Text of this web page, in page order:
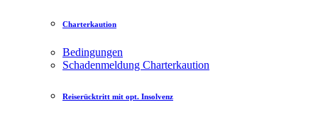
Charterkaution
Bedingungen
Schadenmeldung Charterkaution
Reiserücktritt mit opt. Insolvenz